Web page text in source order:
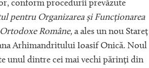
conform procedurii prevăzute
pentru Organizarea și Funcționarea
Române, a ales un nou Stareț
Arhimandritului Ioasif Onică. Noul
unul dintre cei mai vechi părinți din